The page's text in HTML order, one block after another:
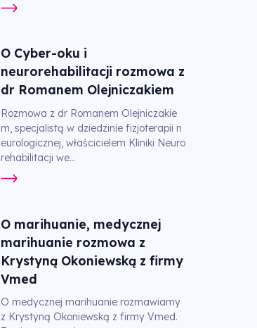
O Cyber-oku i
neurorehabilitacji rozmowa z
dr Romanem Olejniczakiem
Rozmowa z dr Romanem Olejniczakie
m, specjalistą w dziedzinie fizjoterapii n
eurologicznej, właścicielem Kliniki Neuro
rehabilitacji we...
O marihuanie, medycznej
marihuanie rozmowa z
Krystyną Okoniewską z firmy
Vmed
O medycznej marihuanie rozmawiamy
z Krystyną Okoniewską z firmy Vmed.